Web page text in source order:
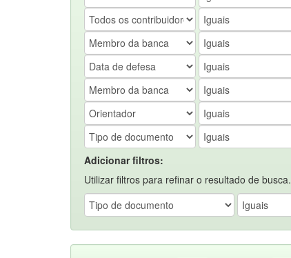
Adicionar filtros:
Utilizar filtros para refinar o resultado de busca.